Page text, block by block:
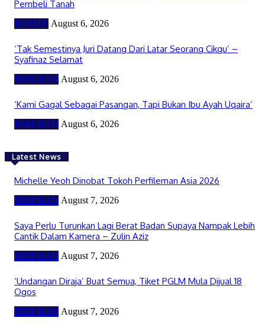
Pembeli Tanah
BERITA August 6, 2026
‘Tak Semestinya Juri Datang Dari Latar Seorang Cikgu’ –
Syafinaz Selamat
HIBURAN August 6, 2026
‘Kami Gagal Sebagai Pasangan, Tapi Bukan Ibu Ayah Uqaira’
HIBURAN August 6, 2026
Latest News
Michelle Yeoh Dinobat Tokoh Perfileman Asia 2026
HIBURAN August 7, 2026
Saya Perlu Turunkan Lagi Berat Badan Supaya Nampak Lebih
Cantik Dalam Kamera – Zulin Aziz
HIBURAN August 7, 2026
‘Undangan Diraja’ Buat Semua, Tiket PGLM Mula Dijual 18
Ogos
HIBURAN August 7, 2026